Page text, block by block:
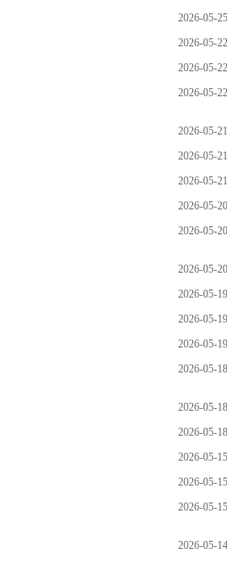
2026-05-25
2026-05-22
2026-05-22
2026-05-22
2026-05-21
2026-05-21
2026-05-21
2026-05-20
2026-05-20
2026-05-20
2026-05-19
2026-05-19
2026-05-19
2026-05-18
2026-05-18
2026-05-18
2026-05-15
2026-05-15
2026-05-15
2026-05-14